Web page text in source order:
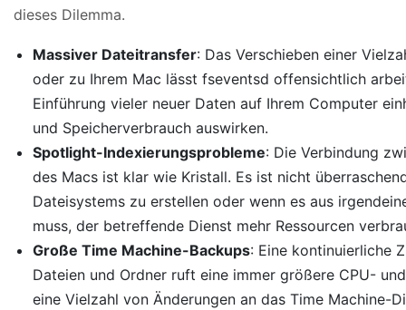
dieses Dilemma.
Massiver Dateitransfer: Das Verschieben einer
oder zu Ihrem Mac lässt fseventsd offensichtlich
Einführung vieler neuer Daten auf Ihrem Computer
und Speicherverbrauch auswirken.
Spotlight-Indexierungsprobleme: Die Verbindung
des Macs ist klar wie Kristall. Es ist nicht
Dateisystems zu erstellen oder wenn es aus
muss, der betreffende Dienst mehr Ressourcen
Große Time Machine-Backups: Eine kontinuierliche
Dateien und Ordner ruft eine immer größere CPU-
eine Vielzahl von Änderungen an das Time Machine-